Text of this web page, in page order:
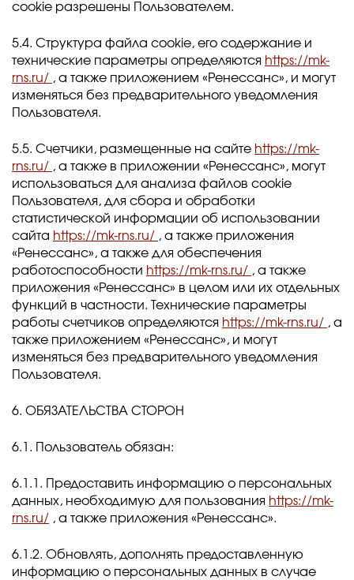
cookie разрешены Пользователем.
5.4. Структура файла cookie, его содержание и
технические параметры определяются https://mk-
rns.ru/ , а также приложением «Ренессанс», и могут
изменяться без предварительного уведомления
Пользователя.
5.5. Счетчики, размещенные на сайте https://mk-
rns.ru/ , а также в приложении «Ренессанс», могут
использоваться для анализа файлов cookie
Пользователя, для сбора и обработки
статистической информации об использовании
сайта https://mk-rns.ru/ , а также приложения
«Ренессанс», а также для обеспечения
работоспособности https://mk-rns.ru/ , а также
приложения «Ренессанс» в целом или их отдельных
функций в частности. Технические параметры
работы счетчиков определяются https://mk-rns.ru/ , а
также приложением «Ренессанс», и могут
изменяться без предварительного уведомления
Пользователя.
6. ОБЯЗАТЕЛЬСТВА СТОРОН
6.1. Пользователь обязан:
6.1.1. Предоставить информацию о персональных
данных, необходимую для пользования https://mk-
rns.ru/ , а также приложения «Ренессанс».
6.1.2. Обновлять, дополнять предоставленную
информацию о персональных данных в случае